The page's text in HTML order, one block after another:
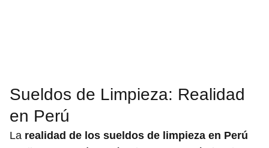
Sueldos de Limpieza: Realidad
en Perú
La realidad de los sueldos de limpieza en Perú